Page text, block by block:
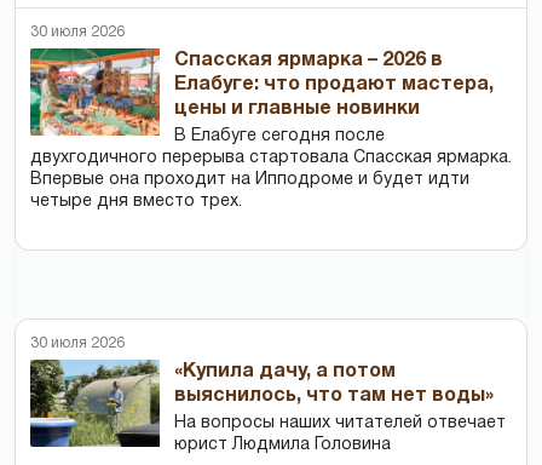
30 июля 2026
Спасская ярмарка – 2026 в
Елабуге: что продают мастера,
цены и главные новинки
В Елабуге сегодня после
двухгодичного перерыва стартовала Спасская ярмарка.
Впервые она проходит на Ипподроме и будет идти
четыре дня вместо трех.
30 июля 2026
«Купила дачу, а потом
выяснилось, что там нет воды»
На вопросы наших читателей отвечает
юрист Людмила Головина